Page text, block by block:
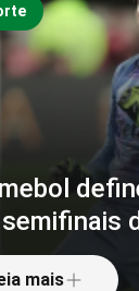
mais